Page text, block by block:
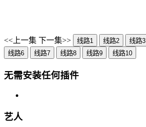
<<上一集 下一集>> 线路1 线路2 线路3
线路6
线路7 线路8 线路9 线路10
无需安装任何插件
艺人